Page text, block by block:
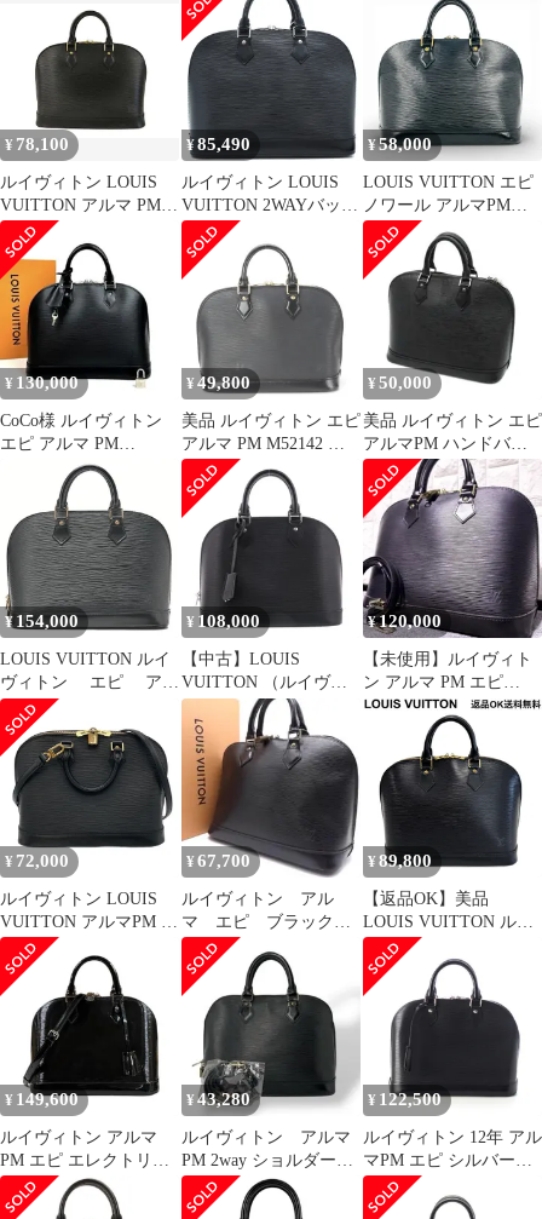
ワールエレクトリック
M4032 レディース レザ
ー ハンドバッグ シル
バー ブラック
マPM ノワール M40302
ハンドバッグ ブラック
レザー レディース
ストラップ付き
¥ 78,100
ルイヴィトン LOUIS
VUITTON アルマ PM
エピ M52142 ブラック
レザー 本革 ハンドバッ
グ トート BAG カバン
手提げ鞄 ☆AA★
¥85,490
ルイヴィトン LOUIS
VUITTON 2WAYバッグ
アルマ PM エピレザー
ノワール シルバー金具
黒 鍵・パドロック欠品
M52142 FL4077【中
古】
¥58,000
LOUIS VUITTON エピ
ノワール アルマPM
M52802 レディース ハ
ンドバッグ
¥ 130,000
CoCo様 ルイヴィトン
エピ アルマ PM
M40302 ハンドバッグ
¥ 49,800
美品 ルイヴィトン エピ
アルマ PM M52142 レ
ザー ハンドバッグ トー
ト ノワール ゴールド
金具 ショルダー レディ
ース EEE BD4-8【中
古】
¥ 50,000
美品 ルイヴィトン エピ
アルマPM ハンドバッ
グ 黒 ブラック ①
¥ 154,000
LOUIS VUITTON ルイ
ヴィトン エピ アル
マPM ハンドバッグ
M52142 ノワール（ゴ
ールド金具）【中古】
【送料無料】
¥ 108,000
【中古】LOUIS
VUITTON （ルイヴィ
トン） ｱﾙﾏPM バッグ
ハンドバッグ Epi/Noir
Black M40302 used:A
¥120,000
【未使用】ルイヴィト
ン アルマ PM エピ
2way バッグ ノワール
¥ 72,000
ルイヴィトン LOUIS
VUITTON アルマPM ハ
ンドバッグ 2WAY エピ
M52142 ノワール ゴー
ルド金具 AR1010 レデ
ィース【中古】
¥ 67,700
ルイヴィトン アル
マ エピ ブラック
ハンドバッグ
26050601
¥ 89,800
【返品OK】美品
LOUIS VUITTON ルイ
ヴィトン エピ アルマ
M52142 MI0927 ノワー
ル ブラック ゴールド金
具 カデナ キー ハンド
バッグ レディース
【D371901000802ナ
2607】
¥ 149,600
ルイヴィトン アルマ
PM エピ エレクトリッ
ク ショルダーバッグ
M4032N ブラック レデ
¥ 43,280
ルイヴィトン アルマ
PM 2way ショルダーバ
ッグ ハンドバッグ
エピ 黒
¥ 122,500
ルイヴィトン 12年 アル
マPM エピ シルバー金
具 ハンドバッグ
M40302 ノワール ブラ